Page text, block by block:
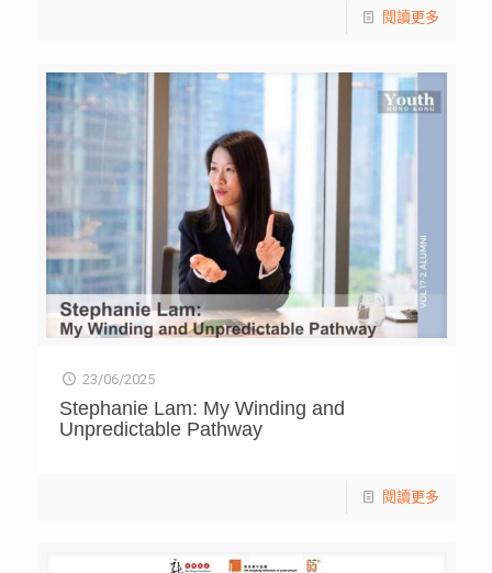
閱讀更多
23/06/2025
Stephanie Lam: My Winding and
Unpredictable Pathway
閱讀更多